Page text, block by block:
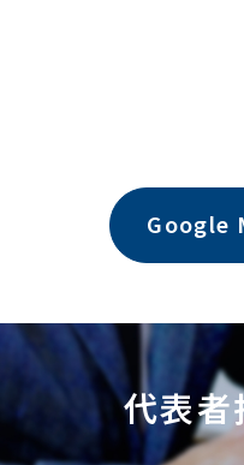
Google
代表者